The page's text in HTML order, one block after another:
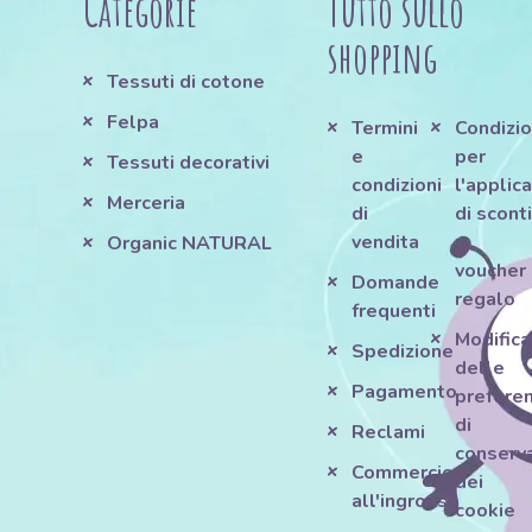
Tessuti di cotone
Felpa
Tessuti decorativi
Merceria
Organic NATURAL
shopping
Termini
e
condizioni
di
vendita
Domande
frequenti
Spedizione
Pagamento
Reclami
Commercio
all'ingrosso
per
di sconti
e
voucher
regalo
Modifica
delle
di
dei
cookie